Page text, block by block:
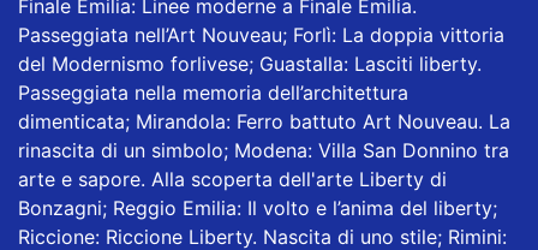
Finale Emilia: Linee moderne a Finale Emilia.
Passeggiata nell’Art Nouveau; Forlì: La doppia vittoria
del Modernismo forlivese; Guastalla: Lasciti liberty.
Passeggiata nella memoria dell’architettura
dimenticata; Mirandola: Ferro battuto Art Nouveau. La
rinascita di un simbolo; Modena: Villa San Donnino tra
arte e sapore. Alla scoperta dell'arte Liberty di
Bonzagni; Reggio Emilia: Il volto e l’anima del liberty;
Riccione: Riccione Liberty. Nascita di uno stile; Rimini: